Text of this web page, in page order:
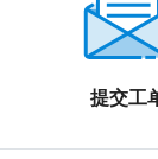
提交工